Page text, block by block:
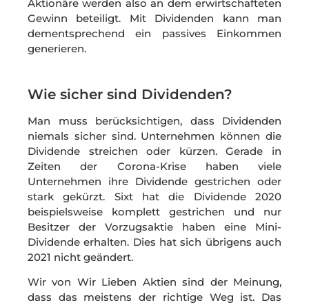
Aktionäre werden also an dem erwirtschafteten
Gewinn beteiligt. Mit Dividenden kann man
dementsprechend ein passives Einkommen
generieren.
Wie sicher sind Dividenden?
Man muss berücksichtigen, dass Dividenden
niemals sicher sind. Unternehmen können die
Dividende streichen oder kürzen. Gerade in
Zeiten der Corona-Krise haben viele
Unternehmen ihre Dividende gestrichen oder
stark gekürzt. Sixt hat die Dividende 2020
beispielsweise komplett gestrichen und nur
Besitzer der Vorzugsaktie haben eine Mini-
Dividende erhalten. Dies hat sich übrigens auch
2021 nicht geändert.
Wir von Wir Lieben Aktien sind der Meinung,
dass das meistens der richtige Weg ist. Das